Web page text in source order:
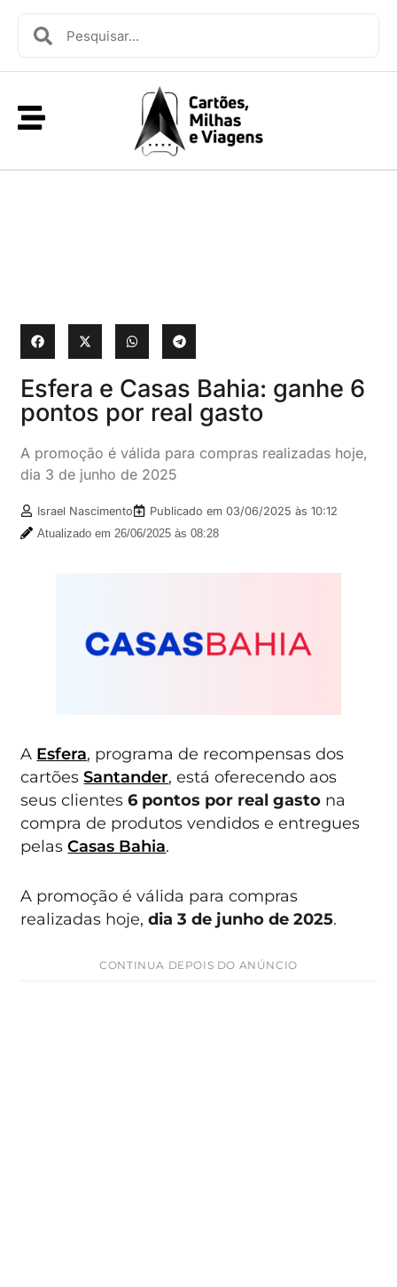
Esfera e Casas Bahia: ganhe 6
pontos por real gasto
A promoção é válida para compras realizadas hoje,
dia 3 de junho de 2025
Israel Nascimento Publicado em03/06/2025 às 10:12
Atualizado em 26/06/2025 às 08:28
A Esfera, programa de recompensas dos
cartõesSantander, está oferecendo aos
seus clientes6 pontos por real gasto na
compra de produtos vendidos e entregues
pelasCasas Bahia.
A promoção é válida para compras
realizadas hoje,dia 3 de junho de 2025.
CONTINUA DEPOIS DO ANÚNCIO